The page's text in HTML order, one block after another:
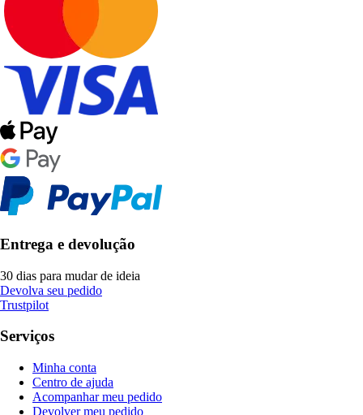
Entrega e devolução
30 dias para mudar de ideia
Devolva seu pedido
Trustpilot
Serviços
Minha conta
Centro de ajuda
Acompanhar meu pedido
Devolver meu pedido